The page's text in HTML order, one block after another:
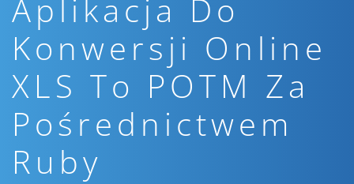
Aplikacja Do
Konwersji Online
XLS To POTM Za
Pośrednictwem
Ruby